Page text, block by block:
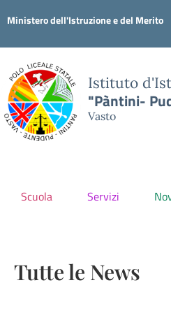
Ministero dell'Istruzione e del Merito
Istituto
"Pàntini-
Vasto
Scuola Servizi
Tutte le News